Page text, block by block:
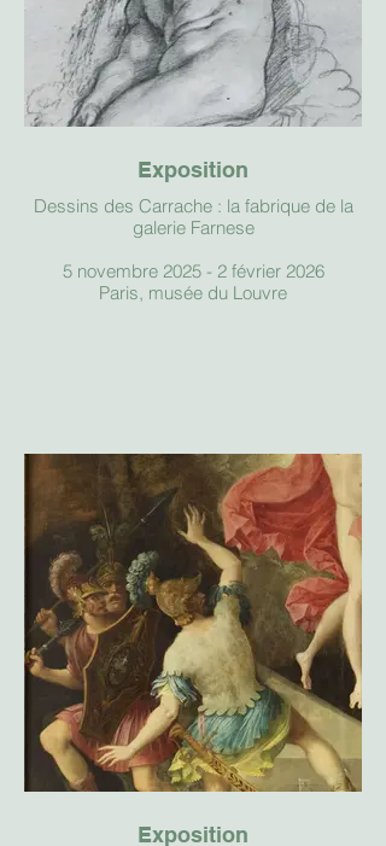
Exposition
Dessins des Carrache : la fabrique de la
galerie Farnese
5 novembre 2025 - 2 février 2026
Paris, musée du Louvre
Exposition